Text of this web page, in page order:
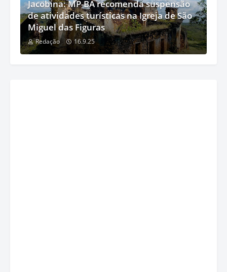
Jacobina: MP-BA recomenda suspensão
de atividades turísticas na Igreja de São
Miguel das Figuras
Redação 16.9.25